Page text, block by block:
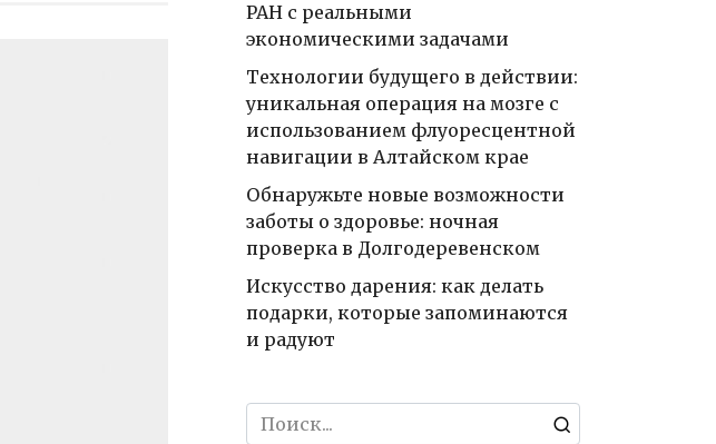
РАН с реальными
экономическими задачами
Технологии будущего в действии:
уникальная операция на мозге с
использованием флуоресцентной
навигации в Алтайском крае
Обнаружьте новые возможности
заботы о здоровье: ночная
проверка в Долгодеревенском
Искусство дарения: как делать
подарки, которые запоминаются
и радуют
Search